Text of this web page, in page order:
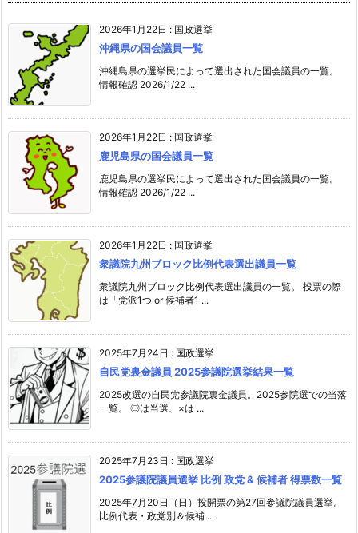
2026年1月22日 : 国政選挙
沖縄県の国会議員一覧
沖縄島県の選挙民によって選出された国会議員の一覧。
情報確認 2026/1/22 ...
2026年1月22日 : 国政選挙
鹿児島県の国会議員一覧
鹿児島県の選挙民によって選出された国会議員の一覧。
情報確認 2026/1/22 ...
2026年1月22日 : 国政選挙
衆議院九州ブロック比例代表選出議員一覧
衆議院九州ブロック比例代表選出議員の一覧。 投票の際
は「党派1つ or 候補者1 ...
2025年7月24日 : 国政選挙
自民党裏金議員 2025参議院選挙結果一覧
2025改選の自民党参議院裏金議員。2025参院選での当落
一覧。 ◎は当選、×は ...
2025年7月23日 : 国政選挙
2025参議院議員選挙 比例 政党 & 候補者 得票数一覧
2025年7月20日（日）投開票の第27回参議院議員選挙。
比例代表・政党別＆候補 ...